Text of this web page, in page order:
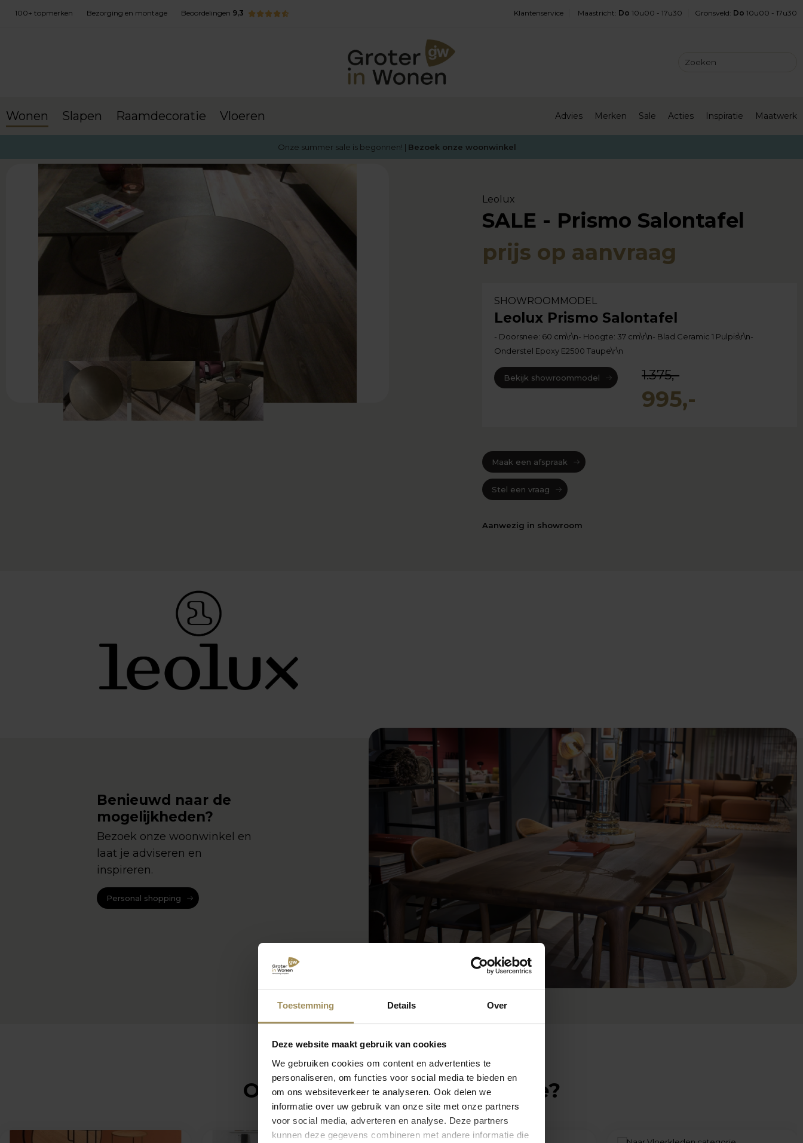
Toestemming Details Over
Deze website maakt gebruik van cookies
We gebruiken cookies om content en advertenties te
personaliseren, om functies voor social media te bieden en
om ons websiteverkeer te analyseren. Ook delen we
informatie over uw gebruik van onze site met onze partners
voor social media, adverteren en analyse. Deze partners
kunnen deze gegevens combineren met andere informatie die
100+ topmerken Bezorging en montage Beoordelingen 9,3 Klantenservice Maastricht: Do 10u00 - 17u30 Gronsveld: Do 10u00 - 17u30
Wonen Slapen Raamdecoratie Vloeren Advies Merken Sale Acties Inspiratie Maatwerk
Onze summer sale is begonnen! | Bezoek onze woonwinkel
terug naar Wonen Salontafels
Leolux
SALE - Prismo Salontafel
prijs op aanvraag
SHOWROOMMODEL
Leolux Prismo Salontafel
- Doorsnee: 60 cm\r\n- Hoogte: 37 cm\r\n- Blad Ceramic 1 Pulpis\r\n-
Onderstel Epoxy E2500 Taupe\r\n
Bekijk showroommodel 1.375,-
995,-
Maak een afspraak
Stel een vraag
Aanwezig in showroom
Benieuwd naar de
mogelijkheden?
Bezoek onze woonwinkel en
laat je adviseren en
inspireren.
Personal shopping
Op zoek naar meer inspiratie?